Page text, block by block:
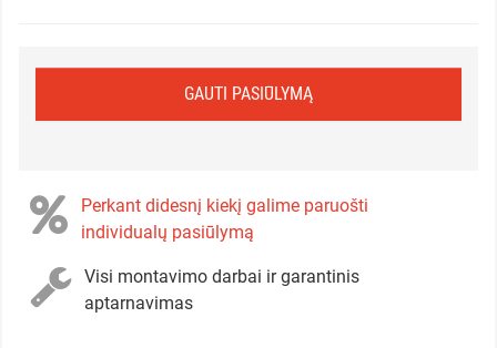
GAUTI PASIŪLYMĄ
Perkant didesnį kiekį galime paruošti
individualų pasiūlymą
Visi montavimo darbai ir garantinis
aptarnavimas